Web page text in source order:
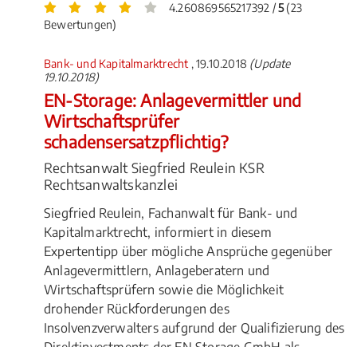
4.260869565217392 /5(23
Bewertungen)
Bank- und Kapitalmarktrecht , 19.10.2018 (Update
19.10.2018)
EN-Storage: Anlagevermittler und
Wirtschaftsprüfer
schadensersatzpflichtig?
Rechtsanwalt Siegfried Reulein KSR
Rechtsanwaltskanzlei
Siegfried Reulein, Fachanwalt für Bank- und
Kapitalmarktrecht, informiert in diesem
Expertentipp über mögliche Ansprüche gegenüber
Anlagevermittlern, Anlageberatern und
Wirtschaftsprüfern sowie die Möglichkeit
drohender Rückforderungen des
Insolvenzverwalters aufgrund der Qualifizierung des